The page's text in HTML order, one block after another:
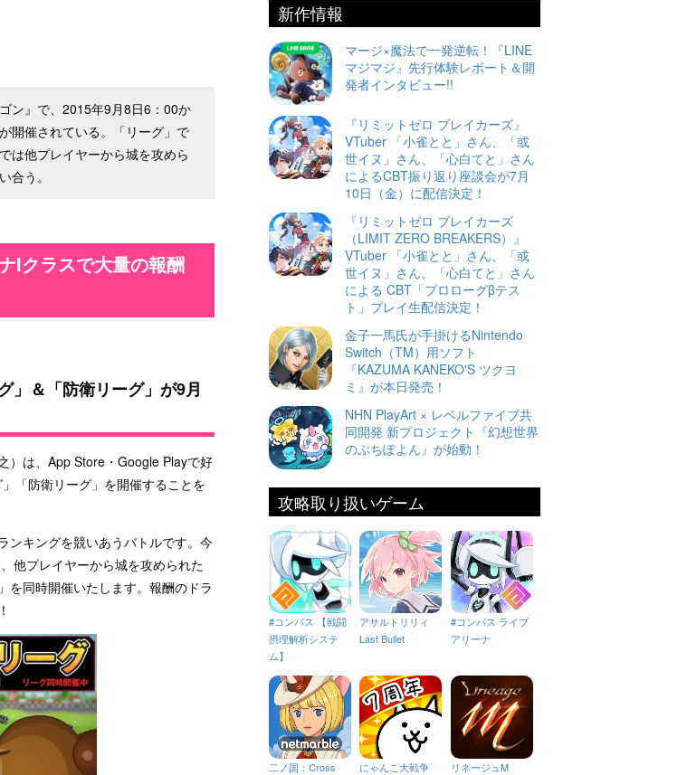
ン』で、2015年9月8日6：00か
開催されている。「リーグ」で
は他プレイヤーから城を攻めら
合う。
Iクラスで大量の報酬
」＆「防衛リーグ」が9月
）は、App Store・Google Playで好
「防衛リーグ」を開催することを
ンキングを競いあうバトルです。今
他プレイヤーから城を攻められた
を同時開催いたします。報酬のドラ
新作情報
マージ×魔法で一発逆転！『LINE
マジマジ』先行体験レポート＆開
発者インタビュー!!
『リミットゼロ ブレイカーズ』
VTuber 「小雀とと」さん、「或
世イヌ」さん、「心白てと」さん
によるCBT振り返り座談会が7月
10日（金）に配信決定！
『リミットゼロ ブレイカーズ
（LIMIT ZERO BREAKERS）』
VTuber 「小雀とと」さん、「或
世イヌ」さん、「心白てと」さん
による CBT「プロローグβテス
ト」プレイ生配信決定！
金子一馬氏が手掛けるNintendo
Switch（TM）用ソフト
『KAZUMA KANEKO'S ツクヨ
ミ』が本日発売！
NHN PlayArt × レベルファイブ共
同開発 新プロジェクト『幻想世界
のぷちぽよん』が始動！
攻略取り扱いゲーム
#コンパス 【戦闘
摂理解析システ
ム】
アサルトリリィ
Last Bullet
#コンパス ライブ
アリーナ
二ノ国：Cross
にゃんこ大戦争 リネージュM